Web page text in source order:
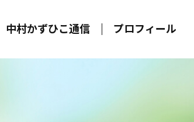
中村かずひこ通信 プロフィール